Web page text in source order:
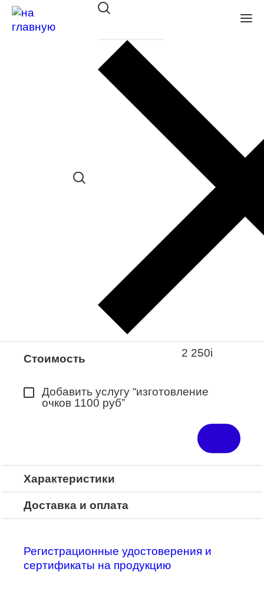
Оправа Tempo мет. TE1016 C2
в наличии (Осталась 1 шт.) *наличие
товара в конкретном салоне
необходимо уточнять отдельно
Закажите понравившуюся модель
в ближайший салон “Оптик-Экспресс”.
*Доступно для Республики
Стоимость 2 250i
Добавить услугу “изготовление
очков 1100 руб”
Сравнить товар
Характеристики
Доставка и оплата
Регистрационные удостоверения и
сертификаты на продукцию